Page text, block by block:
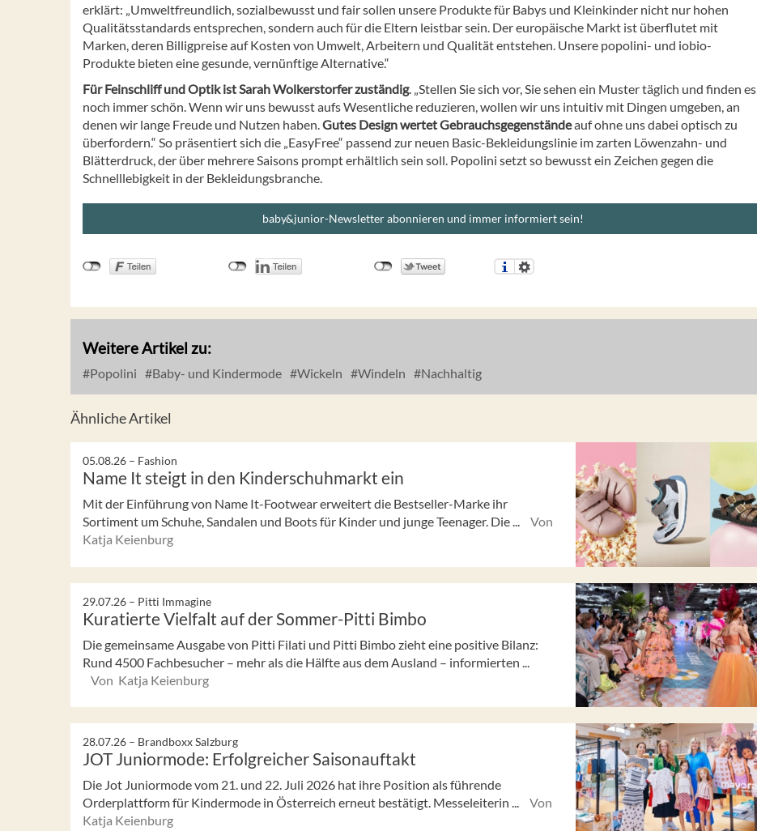
erklärt: „Umweltfreundlich, sozialbewusst und fair sollen unsere Produkte für Babys und Kleinkinder nicht nur hohen
Qualitätsstandards entsprechen, sondern auch für die Eltern leistbar sein. Der europäische Markt ist überflutet mit
Marken, deren Billigpreise auf Kosten von Umwelt, Arbeitern und Qualität entstehen. Unsere popolini- und iobio-
Produkte bieten eine gesunde, vernünftige Alternative.“
Für Feinschliff und Optik ist Sarah Wolkerstorfer zuständig. „Stellen Sie sich vor, Sie sehen ein Muster täglich und finden es
noch immer schön. Wenn wir uns bewusst aufs Wesentliche reduzieren, wollen wir uns intuitiv mit Dingen umgeben, an
denen wir lange Freude und Nutzen haben.Gutes Design wertet Gebrauchsgegenständeauf ohne uns dabei optisch zu
überfordern.“ So präsentiert sich die „EasyFree“ passend zur neuen Basic-Bekleidungslinie im zarten Löwenzahn- und
Blätterdruck, der über mehrere Saisons prompt erhältlich sein soll. Popolini setzt so bewusst ein Zeichen gegen die
Schnelllebigkeit in der Bekleidungsbranche.
baby&junior-Newsletter abonnieren und immer informiert sein!
Weitere Artikel zu:
Popolini Baby- und Kindermode Wickeln Windeln Nachhaltig
Ähnliche Artikel
05.08.26 – Fashion
Name It steigt in den Kinderschuhmarkt ein
Mit der Einführung von Name It-Footwear erweitert die Bestseller-Marke ihr
Sortiment um Schuhe, Sandalen und Boots für Kinder und junge Teenager. Die ...
Von
Katja Keienburg
29.07.26 – Pitti Immagine
Kuratierte Vielfalt auf der Sommer-Pitti Bimbo
Die gemeinsame Ausgabe von Pitti Filati und Pitti Bimbo zieht eine positive Bilanz:
Rund 4500 Fachbesucher – mehr als die Hälfte aus dem Ausland – informierten ...
Von Katja Keienburg
28.07.26 – Brandboxx Salzburg
JOT Juniormode: Erfolgreicher Saisonauftakt
Die Jot Juniormode vom 21. und 22. Juli 2026 hat ihre Position als führende
Orderplattform für Kindermode in Österreich erneut bestätigt. Messeleiterin ...
Von
Katja Keienburg